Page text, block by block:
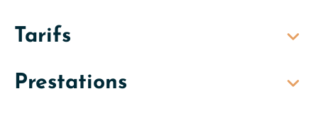
Tarifs
Prestations